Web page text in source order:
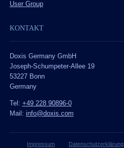
User Group
KONTAKT
Doxis Germany GmbH
Joseph-Schumpeter-Allee 19
53227 Bonn
Germany
Tel: +49 228 90896-0
Mail: info@doxis.com
Impressum Datenschutzerklärung